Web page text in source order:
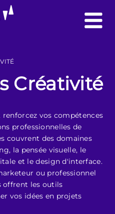
Créativité
vos compétences
professionnelles de
couvrent des domaines
la pensée visuelle, le
et le design d'interface.
ou professionnel
offrent les outils
vos idées en projets